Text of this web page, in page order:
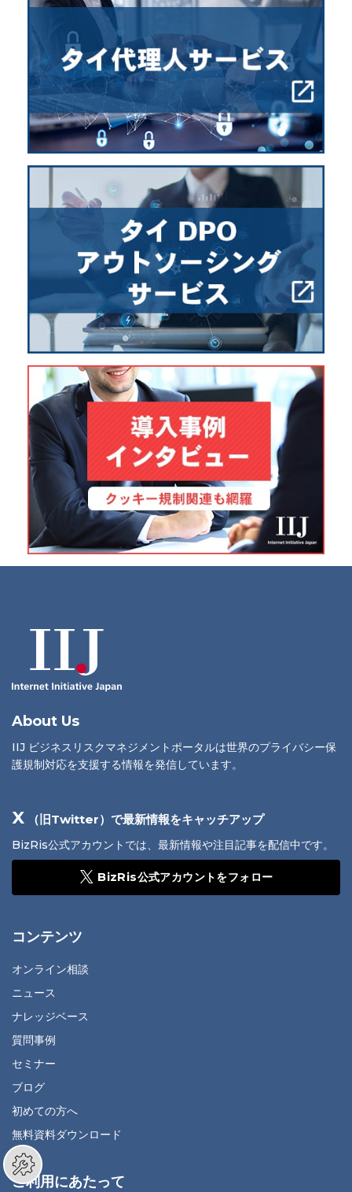
About Us
IIJ ビジネスリスクマネジメントポータルは世界のプライバシー保
護規制対応を支援する情報を発信しています。
X （旧Twitter）で最新情報をキャッチアップ
BizRis公式アカウントでは、最新情報や注目記事を配信中です。
BizRis公式アカウントをフォロー
コンテンツ
オンライン相談
ニュース
ナレッジベース
質問事例
セミナー
ブログ
初めての方へ
無料資料ダウンロード
ご利用にあたって